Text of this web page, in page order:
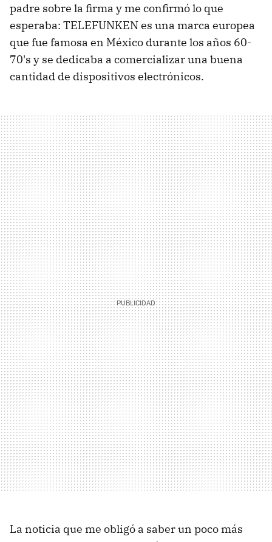
padre sobre la firma y me confirmó lo que
esperaba: TELEFUNKEN es una marca europea
que fue famosa en México durante los años 60-
70's y se dedicaba a comercializar una buena
cantidad de dispositivos electrónicos.
La noticia que me obligó a saber un poco más